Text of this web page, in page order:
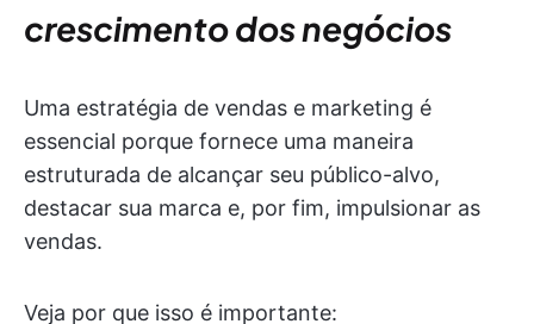
crescimento dos negócios
Uma estratégia de vendas e marketing é
essencial porque fornece uma maneira
estruturada de alcançar seu público-alvo,
destacar sua marca e, por fim, impulsionar as
vendas.
Veja por que isso é importante: